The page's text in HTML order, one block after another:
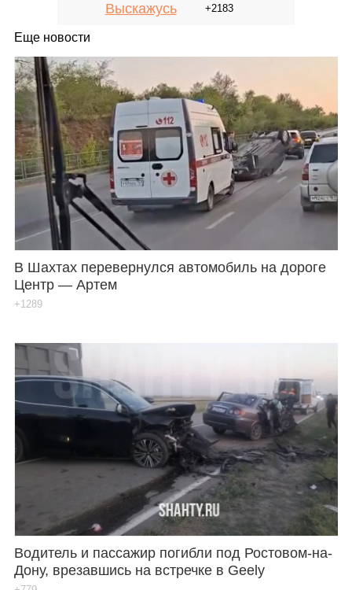
Выскажусь +2183
Еще новости
В Шахтах перевернулся автомобиль на дороге
Центр — Артем
+1289
Водитель и пассажир погибли под Ростовом-на-
Дону, врезавшись на встречке в Geely